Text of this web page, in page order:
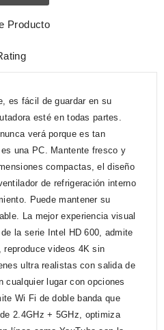
Producto
es fácil de guardar en su
esté en todas partes.
verá porque es tan
una PC. Mantente fresco y
compactas, el diseño
de refrigeración interno
Puede mantener su
La mejor experiencia visual
la serie Intel HD 600, admite
reproduce videos 4K sin
ultra realistas con salida de
cualquier lugar con opciones
Wi Fi de doble banda que
2.4GHz + 5GHz, optimiza